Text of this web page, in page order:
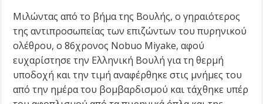
Μιλώντας από το βήμα της Βουλής, ο γηραιότερος
της αντιπροσωπείας των επιζώντων του πυρηνικού
ολέθρου, ο 86χρονος Nobuo Miyake, αφού
ευχαρίστησε την Ελληνική Βουλή για τη θερμή
υποδοχή και την τιμή αναφέρθηκε στις μνήμες του
από την ημέρα του βομβαρδισμού και τάχθηκε υπέρ